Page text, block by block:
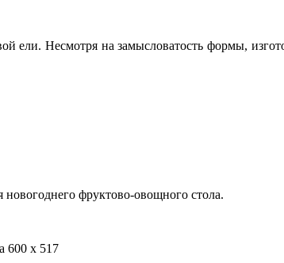
ели. Несмотря на замысловатость формы,
фруктово-овощного стола.